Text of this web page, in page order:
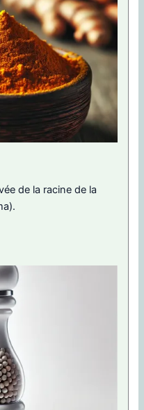
de la racine de la